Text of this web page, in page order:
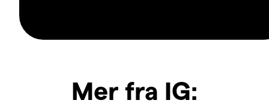
Mer fra IG: